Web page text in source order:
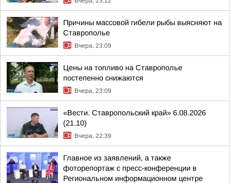
Причины массовой гибели рыбы выясняют на
Ставрополье
Вчера, 23:09
Цены на топливо на Ставрополье
постепенно снижаются
Вчера, 23:09
«Вести. Ставропольский край» 6.08.2026
(21.10)
Вчера, 22:39
Главное из заявлений, а также
фоторепортаж с пресс-конференции в
Региональном информационном центре